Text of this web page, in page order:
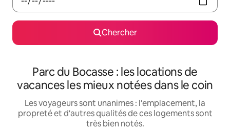
Chercher
Parc du Bocasse : les locations de
vacances les mieux notées dans le coin
Les voyageurs sont unanimes : l'emplacement, la
propreté et d'autres qualités de ces logements sont
très bien notés.